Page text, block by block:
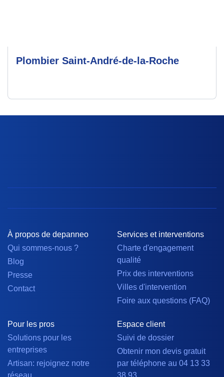
Plombier Saint-André-de-la-Roche
À propos de depanneo
Qui sommes-nous ?
Blog
Presse
Contact
Services et interventions
Charte d'engagement
qualité
Prix des interventions
Villes d'intervention
Foire aux questions (FAQ)
Pour les pros
Solutions pour les
entreprises
Artisan: rejoignez notre
réseau
Espace client
Suivi de dossier
Obtenir mon devis gratuit
par téléphone au 04 13 33
38 93